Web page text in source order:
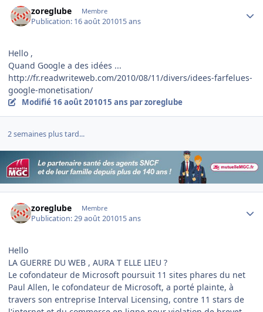
zoreglube Membre
Publication: 16 août 201015 ans
Hello ,
Quand Google a des idées ...
http://fr.readwriteweb.com/2010/08/11/divers/idees-farfelues-
google-monetisation/
Modifié 16 août 201015 ans par zoreglube
2 semaines plus tard...
zoreglube Membre
Publication:29 août 201015 ans
Hello
LA GUERRE DU WEB , AURA T ELLE LIEU ?
Le cofondateur de Microsoft poursuit 11 sites phares du net
Paul Allen, le cofondateur de Microsoft, a porté plainte, à
travers son entreprise Interval Licensing, contre 11 stars de